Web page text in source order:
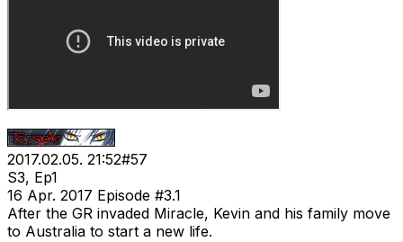
2017.02.05. 21:52#57
S3, Ep1
16 Apr. 2017 Episode #3.1
After the GR invaded Miracle, Kevin and his family move
to Australia to start a new life.